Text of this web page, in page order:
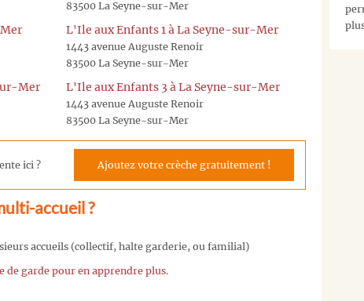
83500 La Seyne-sur-Mer
L'Ile aux Enfants 1 à La Seyne-sur-Mer
1443 avenue Auguste Renoir
83500 La Seyne-sur-Mer
Mer L'Ile aux Enfants 3 à La Seyne-sur-Mer
1443 avenue Auguste Renoir
83500 La Seyne-sur-Mer
ici ? Ajoutez votre crèche gratuitement !
accueil ?
accueils (collectif, halte garderie, ou familial)
de garde pour en apprendre plus.